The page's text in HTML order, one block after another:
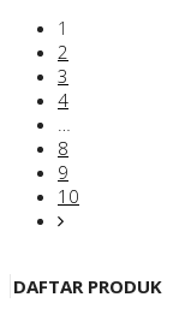
1
2
3
4
…
8
9
10
DAFTAR PRODUK